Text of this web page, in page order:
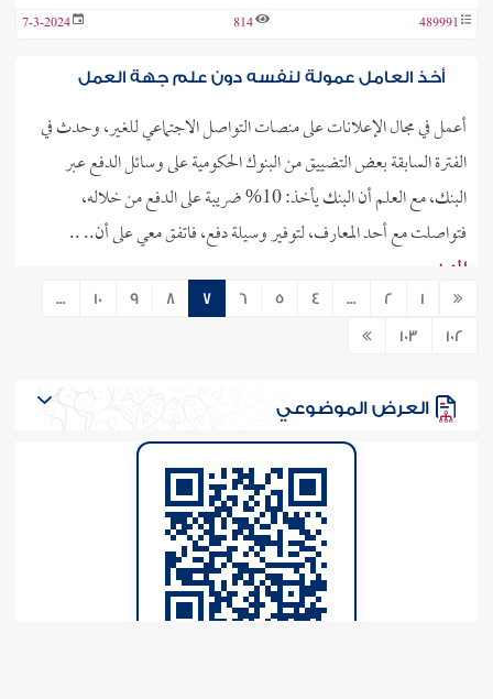
489991
814
7-3-2024
أخذ العامل عمولة لنفسه دون علم جهة العمل
أعمل في مجال الإعلانات على منصات التواصل الاجتماعي للغير، وحدث في
الفترة السابقة بعض التضييق من البنوك الحكومية على وسائل الدفع عبر
البنك، مع العلم أن البنك يأخذ: 10% ضريبة على الدفع من خلاله،
فتواصلت مع أحد المعارف، لتوفير وسيلة دفع، فاتفق معي على أن.. ..
المزيد
أعمل في مجال بيع الألبسة بالجملة كمسؤول مبيعات، وكمندوب، ونأخذ على
المبيع نسبة مائوية، وكل ما بعت أكثر أحصل على المال أكثر، مع راتب رمزي
بسيط في شركة كبيرة لبيع الألبسة بالجملة، حيث إن هذه الشركة لا تقبل
توظيفي كبائع إلا إذا كان لدي زبائن، ويعطون كل.. ..
825
1
2
...
4
5
6
7
8
9
10
...
102
103
العرض الموضوعي